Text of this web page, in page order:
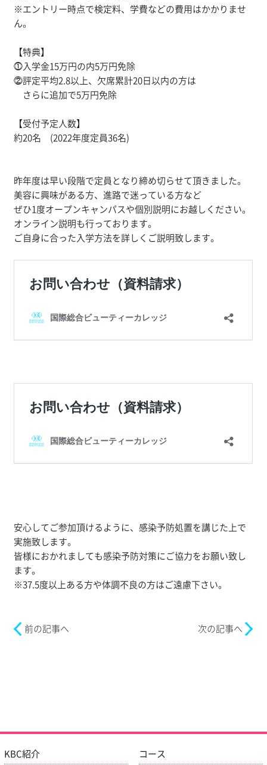
※エントリー時点で検定料、学費などの費用はかかりませ
ん。
【特典】
⓵入学金15万円の内5万円免除
⓶評定平均2.8以上、欠席累計20日以内の方は
さらに追加で5万円免除
【受付予定人数】
約20名 (2022年度定員36名)
昨年度は早い段階で定員となり締め切らせて頂きました。
美容に興味がある方、進路で迷っている方など
ぜひ1度オープンキャンパスや個別説明にお越しください。
オンライン説明も行っております。
ご自身に合った入学方法を詳しくご説明致します。
安心してご参加頂けるように、感染予防処置を講じた上で
実施致します。
皆様におかれましても感染予防対策にご協力をお願い致し
ます。
※37.5度以上ある方や体調不良の方はご遠慮下さい。
前の記事へ 次の記事へ
KBC紹介 コース